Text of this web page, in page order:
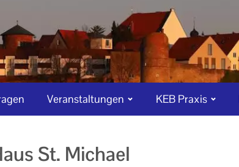
Veranstaltungen KEB Praxis
St. Michael